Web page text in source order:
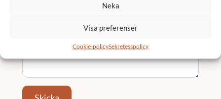
Neka
Visa preferenser
Cookie-policySekretesspolicy